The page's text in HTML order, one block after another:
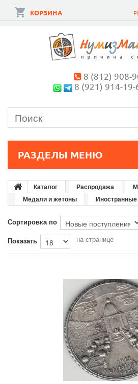
КОРЗИНА
8 (812) 908-
8 (921) 914-19-
РАЗДЕЛЫ МЕНЮ
Каталог Распродажа
Медали и жетоны
Иностранные
Сортировка по
Показать
на странице